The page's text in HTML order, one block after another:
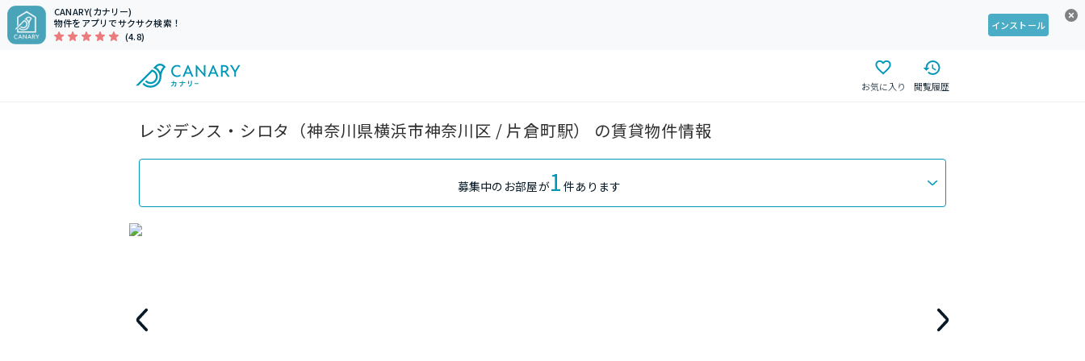
CANARY(カナリー)
物件をアプリでサクサク検索！
(4.8)
インストール
お気に入り 閲覧履歴
レジデンス・シロタ（神奈川県横浜市神奈川区 / 片倉町駅） の賃貸物件情報
募集中のお部屋が1 件あります